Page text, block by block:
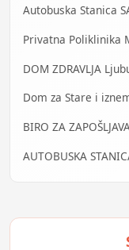
Autobuska Stanica
Privatna Poliklinika
DOM ZDRAVLJA
Dom za Stare i
BIRO ZA
AUTOBUSKA